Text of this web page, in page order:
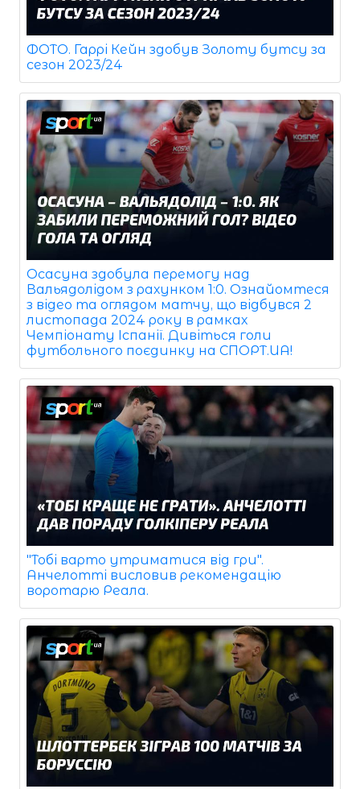
ФОТО. Гаррі Кейн здобув Золоту бутсу за
сезон 2023/24
Осасуна здобула перемогу над
Вальядолідом з рахунком 1:0. Ознайомтеся
з відео та оглядом матчу, що відбувся 2
листопада 2024 року в рамках
Чемпіонату Іспанії. Дивіться голи
футбольного поєдинку на СПОРТ.UA!
"Тобі варто утриматися від гри".
Анчелотті висловив рекомендацію
воротарю Реала.